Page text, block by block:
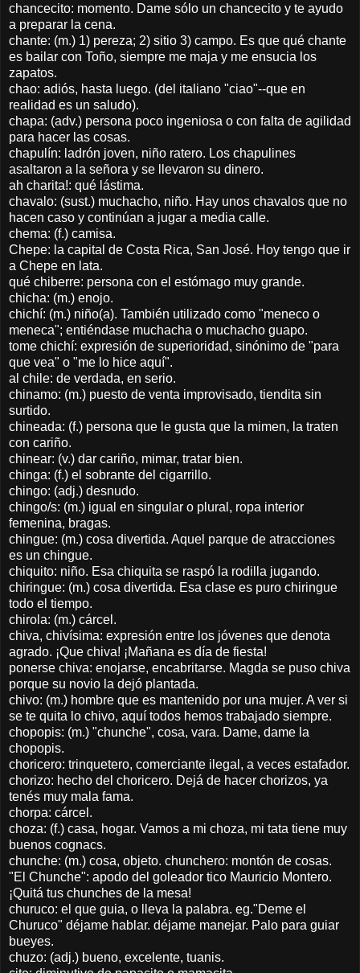
chancecito: momento. Dame sólo un chancecito y te ayudo
a preparar la cena.
chante: (m.) 1) pereza; 2) sitio 3) campo. Es que qué chante
es bailar con Toño, siempre me maja y me ensucia los
zapatos.
chao: adiós, hasta luego. (del italiano "ciao"--que en
realidad es un saludo).
chapa: (adv.) persona poco ingeniosa o con falta de agilidad
para hacer las cosas.
chapulín: ladrón joven, niño ratero. Los chapulines
asaltaron a la señora y se llevaron su dinero.
ah charita!: qué lástima.
chavalo: (sust.) muchacho, niño. Hay unos chavalos que no
hacen caso y continúan a jugar a media calle.
chema: (f.) camisa.
Chepe: la capital de Costa Rica, San José. Hoy tengo que ir
a Chepe en lata.
qué chiberre: persona con el estómago muy grande.
chicha: (m.) enojo.
chichí: (m.) niño(a). También utilizado como "meneco o
meneca"; entiéndase muchacha o muchacho guapo.
tome chichí: expresión de superioridad, sinónimo de "para
que vea" o "me lo hice aquí".
al chile: de verdada, en serio.
chinamo: (m.) puesto de venta improvisado, tiendita sin
surtido.
chineada: (f.) persona que le gusta que la mimen, la traten
con cariño.
chinear: (v.) dar cariño, mimar, tratar bien.
chinga: (f.) el sobrante del cigarrillo.
chingo: (adj.) desnudo.
chingo/s: (m.) igual en singular o plural, ropa interior
femenina, bragas.
chingue: (m.) cosa divertida. Aquel parque de atracciones
es un chingue.
chiquito: niño. Esa chiquita se raspó la rodilla jugando.
chiringue: (m.) cosa divertida. Esa clase es puro chiringue
todo el tiempo.
chirola: (m.) cárcel.
chiva, chivísima: expresión entre los jóvenes que denota
agrado. ¡Que chiva! ¡Mañana es día de fiesta!
ponerse chiva: enojarse, encabritarse. Magda se puso chiva
porque su novio la dejó plantada.
chivo: (m.) hombre que es mantenido por una mujer. A ver si
se te quita lo chivo, aquí todos hemos trabajado siempre.
chopopis: (m.) "chunche", cosa, vara. Dame, dame la
chopopis.
choricero: trinquetero, comerciante ilegal, a veces estafador.
chorizo: hecho del choricero. Dejá de hacer chorizos, ya
tenés muy mala fama.
chorpa: cárcel.
choza: (f.) casa, hogar. Vamos a mi choza, mi tata tiene muy
buenos cognacs.
chunche: (m.) cosa, objeto. chunchero: montón de cosas.
"El Chunche": apodo del goleador tico Mauricio Montero.
¡Quitá tus chunches de la mesa!
churuco: el que guia, o lleva la palabra. eg."Deme el
Churuco" déjame hablar. déjame manejar. Palo para guiar
bueyes.
chuzo: (adj.) bueno, excelente, tuanis.